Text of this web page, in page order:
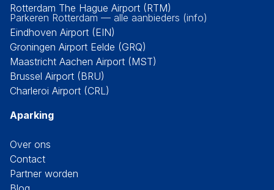
Rotterdam The Hague Airport (RTM)
Parkeren Rotterdam — alle aanbieders (info)
Eindhoven Airport (EIN)
Groningen Airport Eelde (GRQ)
Maastricht Aachen Airport (MST)
Brussel Airport (BRU)
Charleroi Airport (CRL)
Aparking
Over ons
Contact
Partner worden